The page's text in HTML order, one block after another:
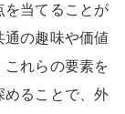
を当てることが
の趣味や価値
れらの要素を
めることで、外